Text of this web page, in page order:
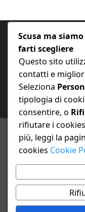
E-mail:
ANNO XXIII –
487 del 20/9/
Avviso IA: alcuni
realizzati con il
artificiale con
Scusa ma
farti scegliere
Questo sito
contatti e
Seleziona
tipologia di
consentire, o
rifiutare i
più, leggi la
cookies Cookie